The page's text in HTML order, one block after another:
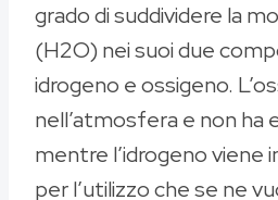
grado di suddividere la
(H2O) nei suoi due
idrogeno e ossigeno.
nell’atmosfera e non
mentre l’idrogeno viene
per l’utilizzo che se ne